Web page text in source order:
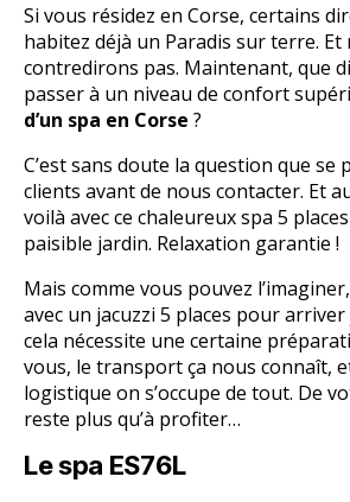
Si vous résidez en Corse, certains
habitez déjà un Paradis sur terre. Et
contredirons pas. Maintenant, que
passer à un niveau de confort
d’un spa en Corse ?
C’est sans doute la question que se
clients avant de nous contacter. Et
voilà avec ce chaleureux spa 5
paisible jardin. Relaxation garantie !
Mais comme vous pouvez
avec un jacuzzi 5 places pour arriver
cela nécessite une certaine
vous, le transport ça nous connaît,
logistique on s’occupe de tout. De
reste plus qu’à profiter…
Le spa ES76L